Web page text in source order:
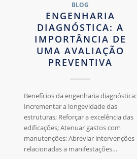
BLOG
ENGENHARIA
DIAGNÓSTICA: A
IMPORTÂNCIA DE
UMA AVALIAÇÃO
PREVENTIVA
Benefícios da engenharia diagnóstica:
Incrementar a longevidade das
estruturas; Reforçar a excelência das
edificações; Atenuar gastos com
manutenções; Abreviar intervenções
relacionadas a manifestações…